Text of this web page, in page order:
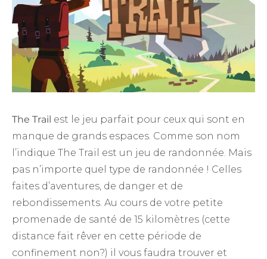
The Trail est le jeu parfait pour ceux qui sont en
manque de grands espaces. Comme son nom
l’indique The Trail est un jeu de randonnée. Mais
pas n’importe quel type de randonnée ! Celles
faites d’aventures, de danger et de
rebondissements. Au cours de votre petite
promenade de santé de 15 kilomètres (cette
distance fait rêver en cette période de
confinement non?) il vous faudra trouver et